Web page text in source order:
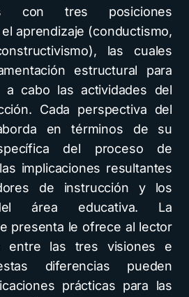
con tres posiciones
aprendizaje (conductismo,
las cuales
estructural para
a cabo las actividades del
Cada perspectiva del
en términos de su
del proceso de
implicaciones resultantes
de instrucción y los
área educativa. La
presenta le ofrece al lector
entre las tres visiones e
diferencias pueden
prácticas para las